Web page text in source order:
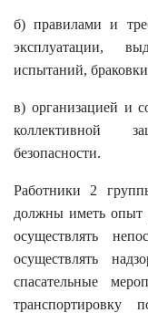
б) правилами и
эксплуатации,
испытаний,
в) организацией и
коллективной
безопасности.
Работники 2
должны иметь опыт
осуществлять
осуществлять
спасательные
транспортировку